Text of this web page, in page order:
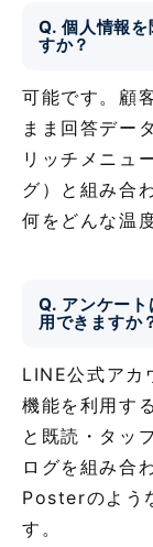
Q. 個人情報
すか？
可能です。顧
まま回答デー
リッチメニュ
グ）と組み合
何をどんな温
Q. アンケー
用できますか
LINE公式アカ
機能を利用す
と既読・タッ
ログを組み合
Posterのよう
す。